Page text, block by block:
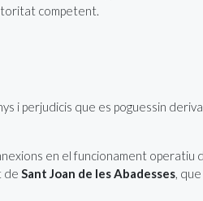
competent.
i perjudicis que es poguessin
en el funcionament
de Sant Joan de les Abadesses,